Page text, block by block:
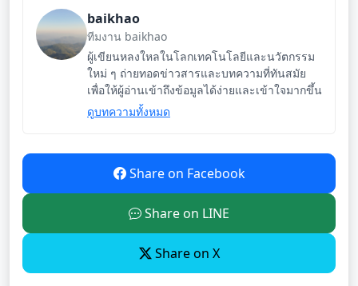
baikhao
ทีมงาน baikhao
ผู้เขียนหลงใหลในโลกเทคโนโลยีและนวัตกรรม
ใหม่ ๆ ถ่ายทอดข่าวสารและบทความที่ทันสมัย
เพื่อให้ผู้อ่านเข้าถึงข้อมูลได้ง่ายและเข้าใจมากขึ้น
ดูบทความทั้งหมด
Share on Facebook
Share on LINE
Share on X